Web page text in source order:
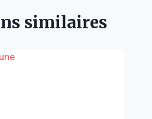
similaires